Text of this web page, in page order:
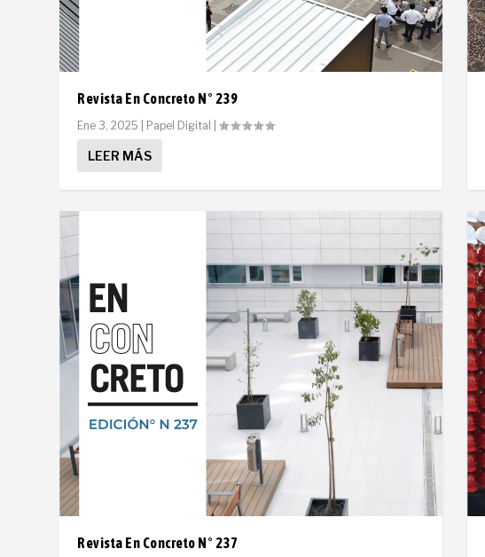
Revista En Concreto N° 239
Ene 3, 2025 Papel Digital |
LEER MÁS
Revista En Concreto N° 237